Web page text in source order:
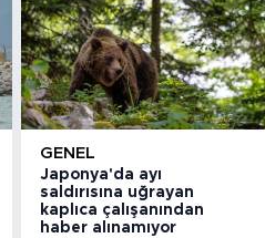
GENEL
Japonya'da ayı
saldırısına uğrayan
kaplıca çalışanından
haber alınamıyor